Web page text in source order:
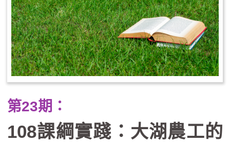
融入式及活動式，供學校依現況運
用參考，其中也指出戶外教育若要
順利實施，須有行政後盾、教師社
群、資源整合及家長支持等四大推
課程複雜須安排、經費繁瑣須核
銷、安全管理具風險等實務操作的
第23期：
108課綱實踐：大湖農工的